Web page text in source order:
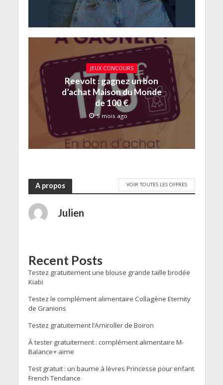
JEUX CONCOURS
Reevolt : gagnez un bon
d’achat Maison du Monde
de 100 €
5 mois ago
A propos VOIR TOUTES LES OFFRES
Julien
Recent Posts
Testez gratuitement une blouse grande taille brodée
Kiabi
Testez le complément alimentaire Collagène Eternity
de Granions
Testez gratuitement l’Arniroller de Boiron
À tester gratuitement : complément alimentaire M-
Balance+ aime
Test gratuit : un baume à lèvres Princesse pour enfant
French Tendance